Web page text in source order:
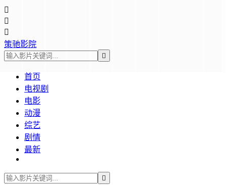



策驰影院

首页
电视剧
电影
动漫
综艺
剧情
最新
